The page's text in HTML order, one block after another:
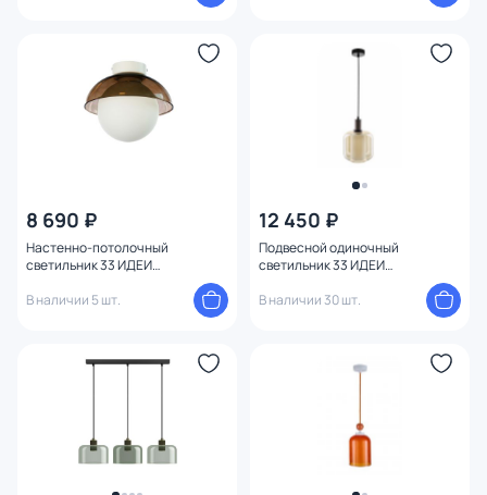
8 690 ₽
Настенно-потолочный
светильник 33 ИДЕИ
В наличии 5 шт.
12 450 ₽
Подвесной одиночный
светильник 33 ИДЕИ
В наличии 30 шт.